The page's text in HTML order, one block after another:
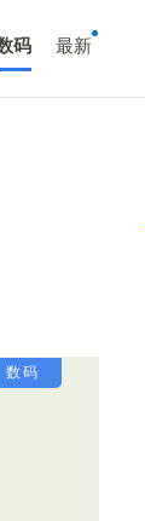
码 最新
数码